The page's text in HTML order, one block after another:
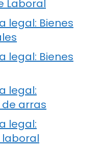
Laboral
legal: Bienes
legal: Bienes
legal:
arras
legal: